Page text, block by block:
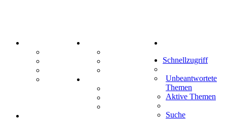
Mastodon
Treffenübersicht
Zitatesammlung
Schiffe versenken
Schnellzugriff
Unbeantwortete
Themen
Aktive Themen
Suche